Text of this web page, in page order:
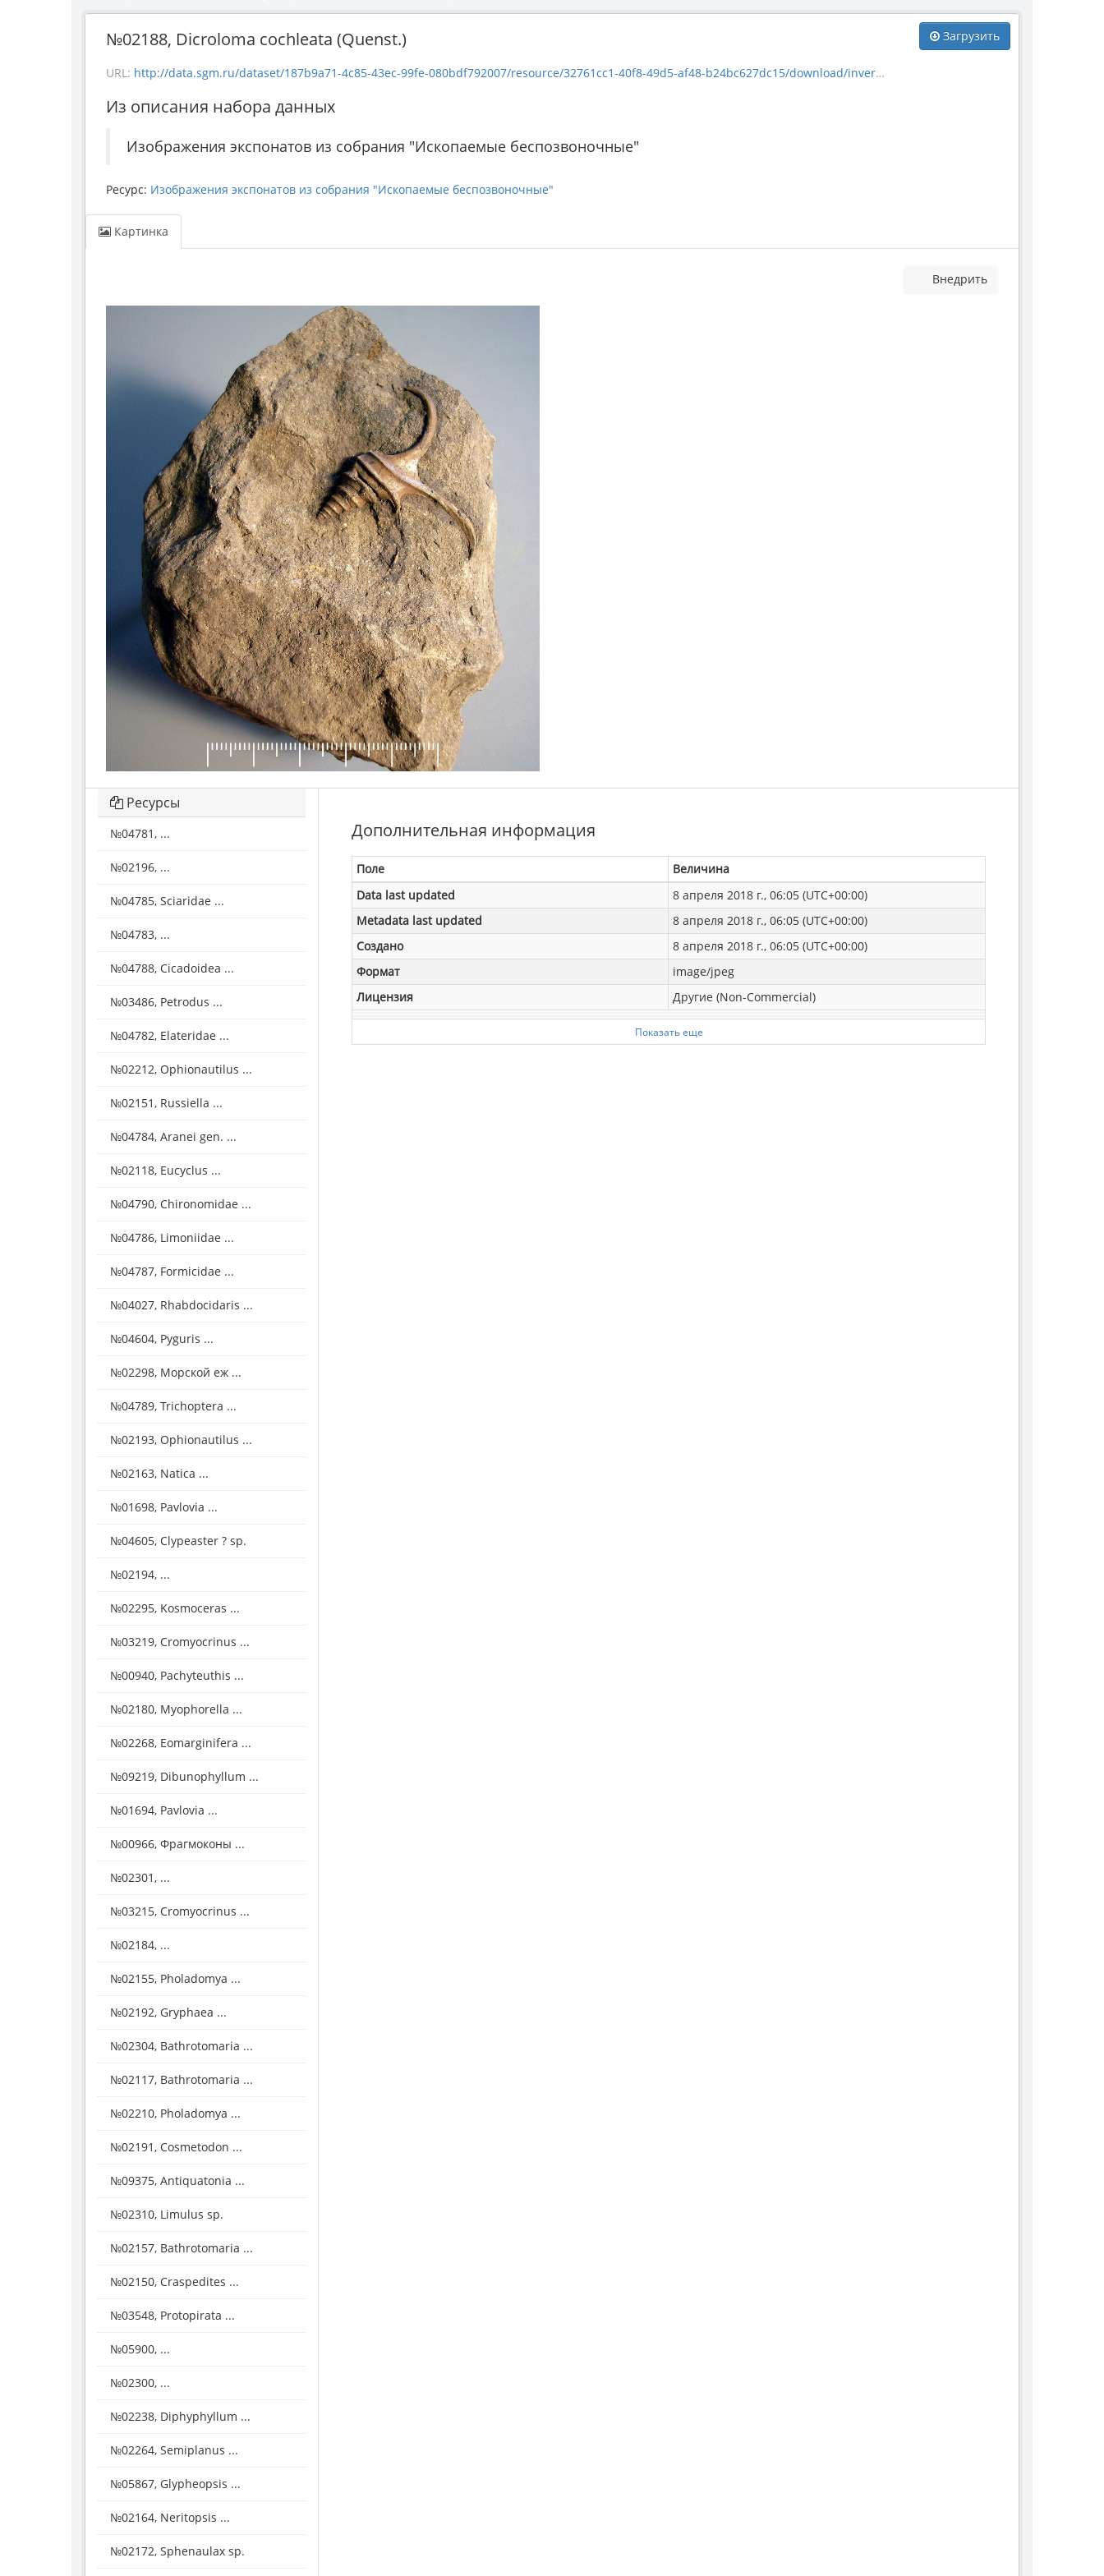
Загрузить
№02188, Dicroloma cochleata (Quenst.)
URL: http://data.sgm.ru/dataset/187b9a71-4c85-43ec-99fe-080bdf792007/resource/32761cc1-40f8-49d5-af48-b24bc627dc15/download/invertebrate_2188.jpg
Из описания набора данных
Изображения экспонатов из собрания "Ископаемые беспозвоночные"
Ресурс: Изображения экспонатов из собрания "Ископаемые беспозвоночные"
Картинка
Внедрить
Дополнительная информация
Поле
Величина
Data last updated
8 апреля 2018 г., 06:05 (UTC+00:00)
Metadata last updated
8 апреля 2018 г., 06:05 (UTC+00:00)
Создано
8 апреля 2018 г., 06:05 (UTC+00:00)
Формат
image/jpeg
Лицензия
Другие (Non-Commercial)
Показать еще
Ресурсы
№04781, ...
№02196, ...
№04785, Sciaridae ...
№04783, ...
№04788, Cicadoidea ...
№03486, Petrodus ...
№04782, Elateridae ...
№02212, Ophionautilus ...
№02151, Russiella ...
№04784, Aranei gen. ...
№02118, Eucyclus ...
№04790, Chironomidae ...
№04786, Limoniidae ...
№04787, Formicidae ...
№04027, Rhabdocidaris ...
№04604, Pyguris ...
№02298, Морской еж ...
№04789, Trichoptera ...
№02193, Ophionautilus ...
№02163, Natica ...
№01698, Pavlovia ...
№04605, Clypeaster ? sp.
№02194, ...
№02295, Kosmoceras ...
№03219, Cromyocrinus ...
№00940, Pachyteuthis ...
№02180, Myophorella ...
№02268, Eomarginifera ...
№09219, Dibunophyllum ...
№01694, Pavlovia ...
№00966, Фрагмоконы ...
№02301, ...
№03215, Cromyocrinus ...
№02184, ...
№02155, Pholadomya ...
№02192, Gryphaea ...
№02304, Bathrotomaria ...
№02117, Bathrotomaria ...
№02210, Pholadomya ...
№02191, Cosmetodon ...
№09375, Antiquatonia ...
№02310, Limulus sp.
№02157, Bathrotomaria ...
№02150, Craspedites ...
№03548, Protopirata ...
№05900, ...
№02300, ...
№02238, Diphyphyllum ...
№02264, Semiplanus ...
№05867, Glypheopsis ...
№02164, Neritopsis ...
№02172, Sphenaulax sp.